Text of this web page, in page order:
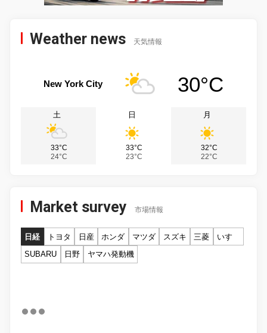
Weather news 天気情報
New York City 30°C
土
33°C
24°C
日
33°C
23°C
月
32°C
22°C
Market survey 市場情報
日経 トヨタ 日産 ホンダ マツダ スズキ 三菱
いすゞ
SUBARU
日野 ヤマハ発動機